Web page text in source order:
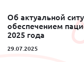
Об актуальной
обеспечением
2025 года
29.07.2025